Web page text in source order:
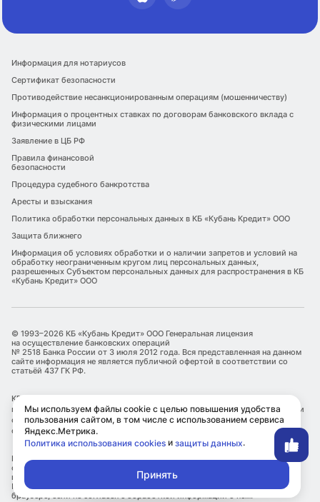
Мы используем файлы cookie с целью повышения удобства
пользования сайтом, в том числе с использованием сервиса
Яндекс.Метрика.
Политика использования cookies и защиты данных.
Принять
Информация для нотариусов
Сертификат безопасности
Противодействие несанкционированным операциям (мошенничеству)
Информация о процентных ставках по договорам банковского вклада с
физическими лицами
Заявление в ЦБ РФ
Правила финансовой
безопасности
Процедура судебного банкротства
Аресты и взыскания
Политика обработки персональных данных в КБ «Кубань Кредит» ООО
Защита ближнего
Информация об условиях обработки и о наличии запретов и условий на
обработку неограниченным кругом лиц персональных данных,
разрешенных Субъектом персональных данных для распространения в КБ
«Кубань Кредит» ООО
© 1993–2026 КБ «Кубань Кредит» ООО Генеральная лицензия
на осуществление банковских операций
№ 2518 Банка России от 3 июля 2012 года. Вся представленная на данном
сайте информация не является публичной офертой в соответствии со
статьёй 437 ГК РФ.
КБ «Кубань Кредит» ООО является оператором по обработке
персональных данных. Информация об обработке персональных данных и
сведения о реализуемых требованиях к защите персональных данных
отражены в Политике обработки персональных данных.
КБ «Кубань Кредит» ООО использует файлы cookie с целью улучшения
сервисов и повышения удобства пользования сайтом, в том числе с
использованием метрических сервисов Яндекс.Метрика.
Посетитель самостоятельно может ограничить использование cookie в
браузере, если не согласен с обработкой информации о нем.